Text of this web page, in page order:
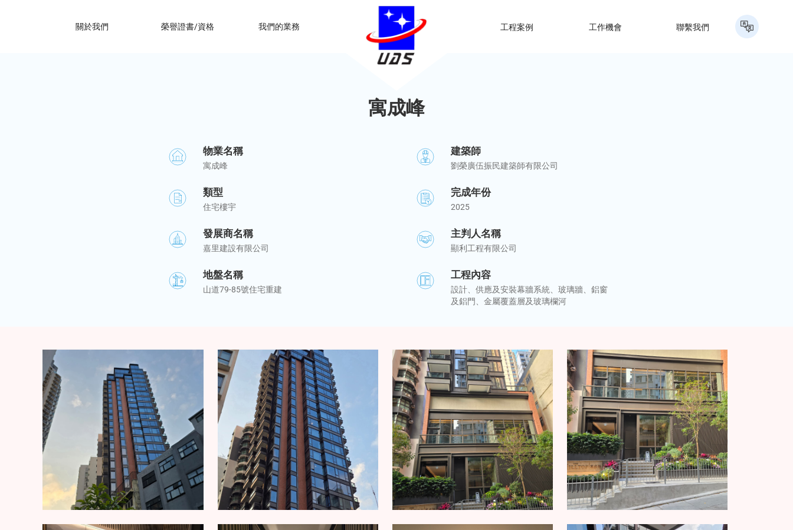
關於我們 榮譽證書/資格 我們的業務 工程案例 工作機會 聯繫我們
寓成峰
物業名稱
寓成峰
類型
住宅樓宇
發展商名稱
嘉里建設有限公司
地盤名稱
山道79-85號住宅重建
建築師
劉榮廣伍振民建築師有限公司
完成年份
2025
主判人名稱
顯利工程有限公司
工程內容
設計、供應及安裝幕牆系統、玻璃牆、鋁窗
及鋁門、金屬覆蓋層及玻璃欄河